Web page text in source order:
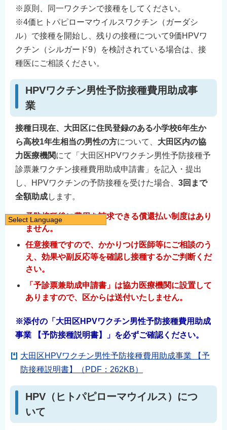
※原則、同一ワクチンで接種をしてください。
※4価ヒトパピローマウイルスワクチン（ガーダシ
ル）で接種を開始し、残りの接種について9価HPVワ
クチン（シルガード9）を検討されている場合は、接
種医にご相談ください。
HPVワクチン男性予防接種費用助成事
業
接種日現在、 大田区に住民登録のある小学校6年生か
ら高校1年生相当の男性の方について、 大田区内の協
力医療機関にて「大田区HPVワクチン男性予防接種予
診票兼ワクチン接種費用助成申請書」を記入・提出
し、HPVワクチンの予防接種を受けた場合、 3回まで
全額助成します。
予防接種後に費用を請求できる償還払い制度はあり
ません。
任意接種ですので、かかりつけ医師等にご相談のう
え、効果や副反応等を確認し接種するかご判断くだ
さい。
「予診票兼助成申請書」は協力医療機関に設置して
ありますので、区からは送付いたしません。
※添付の「大田区HPVワクチン男性予防接種費用助成
事業 【予防接種説明書】」を必ずご確認ください。
大田区HPVワクチン男性予防接種費用助成事業 【予
防接種説明書】（PDF：262KB）
HPV（ヒトパピローマウイルス）につ
いて
Select Language
日本語
English
简体中文
繁體中文
한국어
Filipino